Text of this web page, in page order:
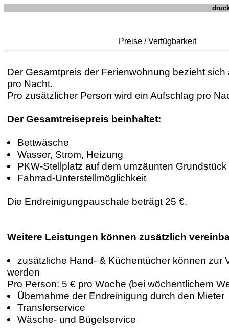
Preise / Verfügbarkeit
Der Gesamtpreis der Ferienwohnung bezieht
pro Nacht.
Pro zusätzlicher Person wird ein Aufschlag pro
Der Gesamtreisepreis beinhaltet:
Bettwäsche
Wasser, Strom, Heizung
PKW-Stellplatz auf dem umzäunten Grundstück
Fahrrad-Unterstellmöglichkeit
Die Endreinigungpauschale beträgt 25 €.
Weitere Leistungen können zusätzlich
zusätzliche Hand- & Küchentücher können zur
werden
Pro Person: 5 € pro Woche (bei wöchentlichem
Übernahme der Endreinigung durch den Mieter
Transferservice
Wäsche- und Bügelservice